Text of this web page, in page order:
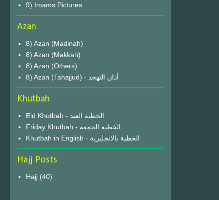
9) Imams Pictures
Azan
8) Azan (Madinah)
8) Azan (Makkah)
8) Azan (Others)
8) Azan (Tahajjud) - أذان التهجد
Khutbah
Eid Khutbah - الخطبة العيد
Friday Khutbah - الخطبة الجمعة
Khutbah in English - الخطبة بالانجليزية
Hajj Posts
Hajj (40)